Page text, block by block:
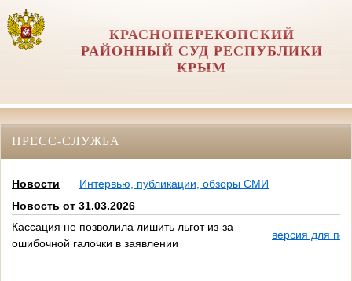
КРАСНОПЕРЕКОПСКИЙ
РАЙОННЫЙ СУД РЕСПУБЛИКИ
КРЫМ
ПРЕСС-СЛУЖБА
Новости
Интервью, публикации, обзоры СМИ
Новость от 31.03.2026
Кассация не позволила лишить льгот из-за
ошибочной галочки в заявлении
версия для